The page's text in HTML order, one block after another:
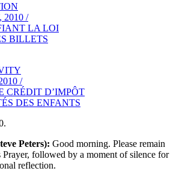
2010 /
LA LOI
BILLETS
/
CRÉDIT D’IMPÔT
DES ENFANTS
Peters): Good morning. Please remain
Prayer, followed by a moment of silence for
reflection.